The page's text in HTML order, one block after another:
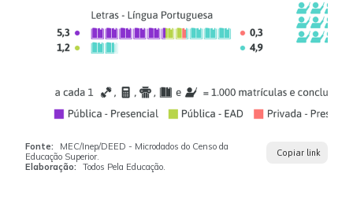
Fonte:
MEC/Inep/DEED - Microdados do Censo da
Educação Superior.
Elaboração:
Todos Pela Educação.
Copiar link